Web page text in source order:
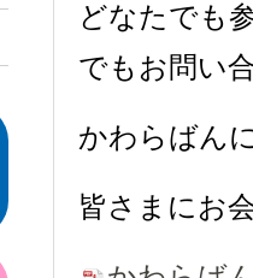
どなたでも
でもお問い
かわらばん
皆さまにお